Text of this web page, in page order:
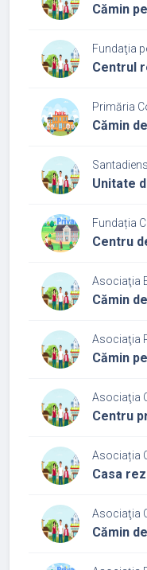
Cămin
Fundaţia
Centrul
Primăria
Cămin
Unitate
Fundația
Centru
Asociaţia
Cămin
Asociaţia
Cămin
Asociaţia
Centru
Asociația
Casa
Asociaţia
Cămin